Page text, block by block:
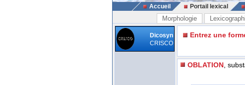
Accueil Portail lexical
Morphologie
Dicosyn
CRISCO
Entrez une
OBLATION ,